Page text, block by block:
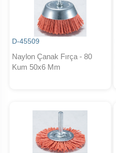
D-45509
Naylon Çanak Fırça - 80
Kum 50x6 Mm